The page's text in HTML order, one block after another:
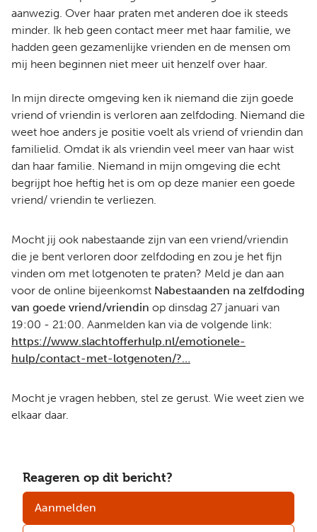
aanwezig. Over haar praten met anderen doe ik steeds
minder. Ik heb geen contact meer met haar familie, we
hadden geen gezamenlijke vrienden en de mensen om
mij heen beginnen niet meer uit henzelf over haar.
In mijn directe omgeving ken ik niemand die zijn goede
vriend of vriendin is verloren aan zelfdoding. Niemand die
weet hoe anders je positie voelt als vriend of vriendin dan
familielid. Omdat ik als vriendin veel meer van haar wist
dan haar familie. Niemand in mijn omgeving die echt
begrijpt hoe heftig het is om op deze manier een goede
vriend/ vriendin te verliezen.
Mocht jij ook nabestaande zijn van een vriend/vriendin
die je bent verloren door zelfdoding en zou je het fijn
vinden om met lotgenoten te praten? Meld je dan aan
voor de online bijeenkomst Nabestaanden na zelfdoding
van goede vriend/vriendin op dinsdag 27 januari van
19:00 - 21:00. Aanmelden kan via de volgende link:
https://www.slachtofferhulp.nl/emotionele-
hulp/contact-met-lotgenoten/?…
Mocht je vragen hebben, stel ze gerust. Wie weet zien we
elkaar daar.
Reageren op dit bericht?
Aanmelden